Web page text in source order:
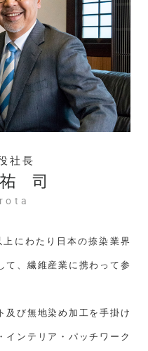
社長
にわたり日本の捺染業界
て、繊維産業に携わって参
及び無地染め加工を手掛け
インテリア・パッチワーク